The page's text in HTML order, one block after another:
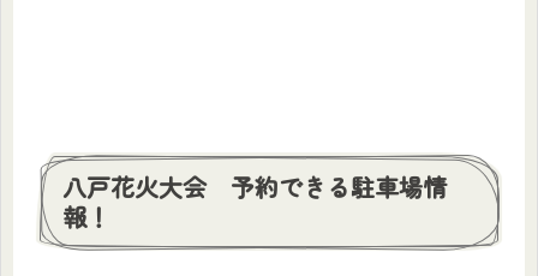
八戸花火大会 予約できる駐車場情
報！